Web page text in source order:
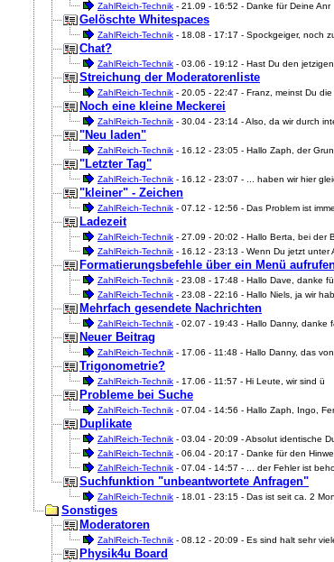
ZahlReich-Technik - 21.09 - 16:52 - Danke für Deine Anr
Gelöschte Whitespaces
ZahlReich-Technik - 18.08 - 17:17 - Spockgeiger, noch
Chat?
ZahlReich-Technik - 03.06 - 19:12 - Hast Du den
Streichung der Moderatorenliste
ZahlReich-Technik - 20.05 - 22:47 - Franz, meinst Du die
Noch eine kleine Meckerei
ZahlReich-Technik - 30.04 - 23:14 - Also, da wir durch
"Neu laden"
ZahlReich-Technik - 16.12 - 23:05 - Hallo Zaph, der
"Letzter Tag"
ZahlReich-Technik - 16.12 - 23:07 - ... haben wir hier
"kleiner" - Zeichen
ZahlReich-Technik - 07.12 - 12:56 - Das Problem ist
Ladezeit
ZahlReich-Technik - 27.09 - 20:02 - Hallo Berta, bei der
ZahlReich-Technik - 16.12 - 23:13 - Wenn Du jetzt unter
Formatierungsbefehle über ein Menü
ZahlReich-Technik - 23.08 - 17:48 - Hallo Dave, danke fü
ZahlReich-Technik - 23.08 - 22:16 - Hallo Niels, ja wir
Mehrfach gesendete Nachrichten
ZahlReich-Technik - 02.07 - 19:43 - Hallo Danny, danke
Neuer Beitrag
ZahlReich-Technik - 17.06 - 11:48 - Hallo Danny, das
Trigonometrie?
ZahlReich-Technik - 17.06 - 11:57 - Hi Leute, wir sind ü
Probleme bei Suche
ZahlReich-Technik - 07.04 - 14:56 - Hallo Zaph, Ingo,
Duplikate
ZahlReich-Technik - 03.04 - 20:09 - Absolut identische
ZahlReich-Technik - 06.04 - 20:17 - Danke für den
ZahlReich-Technik - 07.04 - 14:57 - ... der Fehler ist
Suchfunktion "unbeantwortete Anfragen"
ZahlReich-Technik - 18.01 - 23:15 - Das ist seit ca. 2
Sonstiges
Moderatoren
ZahlReich-Technik - 08.12 - 20:09 - Es sind halt sehr
Physik4u Board